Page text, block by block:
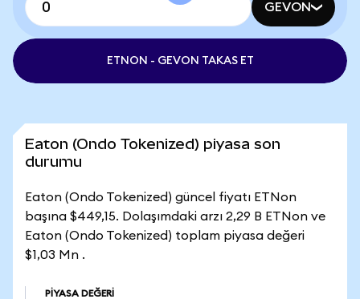
GEVON
ETNON - GEVON TAKAS ET
Eaton (Ondo Tokenized) piyasa son
durumu
Eaton (Ondo Tokenized) güncel fiyatı ETNon
başına $449,15. Dolaşımdaki arzı 2,29 B ETNon ve
Eaton (Ondo Tokenized) toplam piyasa değeri
$1,03 Mn .
PIYASA DEĞERI